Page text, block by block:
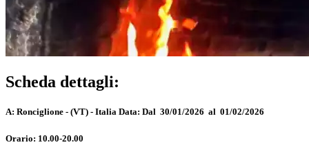
Scheda dettagli:
A: Ronciglione - (VT) - Italia Data: Dal 30/01/2026 al 01/02/2026
Orario: 10.00-20.00